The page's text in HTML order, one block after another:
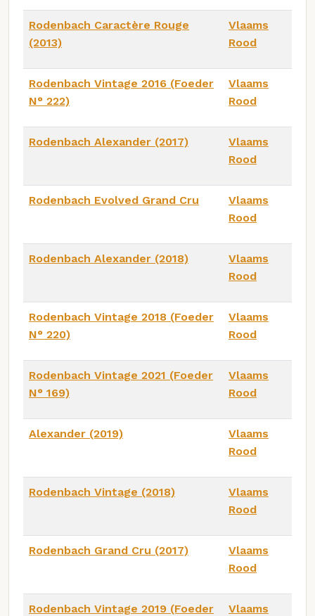
Rodenbach Caractère Rouge
(2013)
Vlaams
Rood
Rodenbach Vintage 2016 (Foeder
N° 222)
Vlaams
Rood
Rodenbach Alexander (2017)
Vlaams
Rood
Rodenbach Evolved Grand Cru
Vlaams
Rood
Rodenbach Alexander (2018)
Vlaams
Rood
Rodenbach Vintage 2018 (Foeder
N° 220)
Vlaams
Rood
Rodenbach Vintage 2021 (Foeder
N° 169)
Vlaams
Rood
Alexander (2019)
Vlaams
Rood
Rodenbach Vintage (2018)
Vlaams
Rood
Rodenbach Grand Cru (2017)
Vlaams
Rood
Rodenbach Vintage 2019 (Foeder
Vlaams